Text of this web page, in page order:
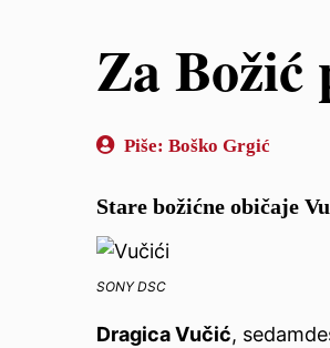
Za Božić
Piše: Boško Grgić
Stare božićne običaje
SONY DSC
Dragica Vučić,